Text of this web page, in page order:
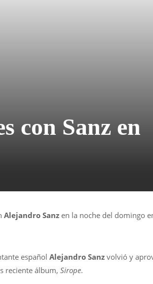
con Sanz en
Alejandro Sanz en la noche del domingo
español Alejandro Sanz volvió y
reciente álbum, Sirope.